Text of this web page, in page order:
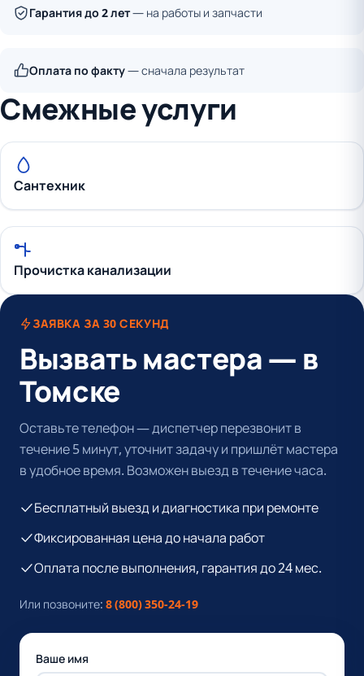
Гарантия до 2 лет— на работы и запчасти
Оплата по факту— сначала результат
Смежные услуги
Сантехник
Прочистка канализации
ЗАЯВКА ЗА 30 СЕКУНД
Вызвать мастера — в
Томске
Оставьте телефон — диспетчер перезвонит в
течение 5 минут, уточнит задачу и пришлёт мастера
в удобное время. Возможен выезд в течение часа.
Бесплатный выезд и диагностика при ремонте
Фиксированная цена до начала работ
Оплата после выполнения, гарантия до 24 мес.
Или позвоните: 8 (800) 350-24-19
Ваше имя